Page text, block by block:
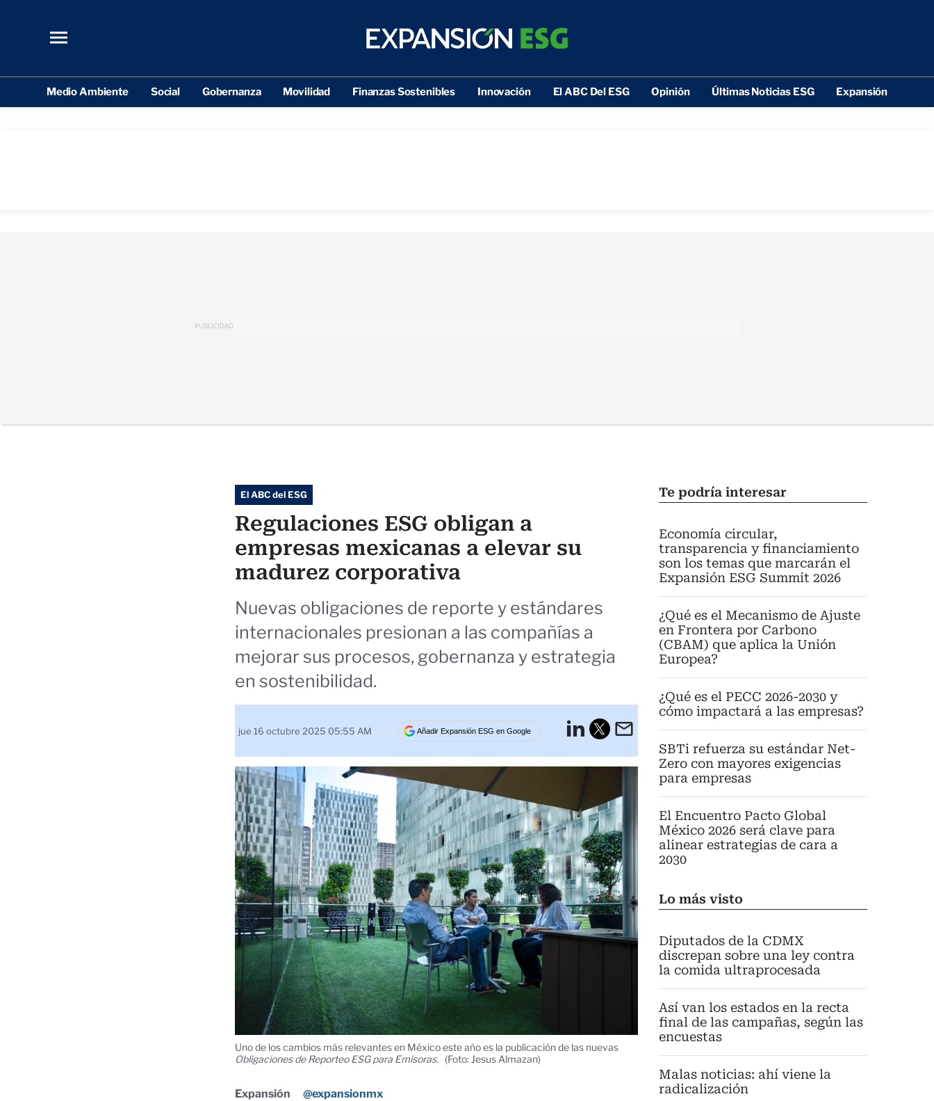
Medio Ambiente Social Gobernanza Movilidad Finanzas Sostenibles Innovación El ABC Del ESG Opinión Últimas Noticias ESG Expansión
PUBLICIDAD
Te podría interesar
Economía circular,
transparencia y financiamiento
son los temas que marcarán el
Expansión ESG Summit 2026
¿Qué es el Mecanismo de Ajuste
en Frontera por Carbono
(CBAM) que aplica la Unión
Europea?
¿Qué es el PECC 2026-2030 y
cómo impactará a las empresas?
SBTi refuerza su estándar Net-
Zero con mayores exigencias
para empresas
El Encuentro Pacto Global
México 2026 será clave para
alinear estrategias de cara a
2030
Lo más visto
Diputados de la CDMX
discrepan sobre una ley contra
la comida ultraprocesada
Así van los estados en la recta
final de las campañas, según las
encuestas
Malas noticias: ahí viene la
radicalización
El ABC del ESG
Regulaciones ESG obligan a
empresas mexicanas a elevar su
madurez corporativa
Nuevas obligaciones de reporte y estándares
internacionales presionan a las compañías a
mejorar sus procesos, gobernanza y estrategia
en sostenibilidad.
jue 16 octubre 2025 05:55 AM Añadir Expansión ESG en Google
LinkedInEmail
Uno de los cambios más relevantes en México este año es la publicación de las nuevas
Obligaciones de Reporteo ESG para Emisoras. (Foto: Jesus Almazan)
Expansión @expansionmx